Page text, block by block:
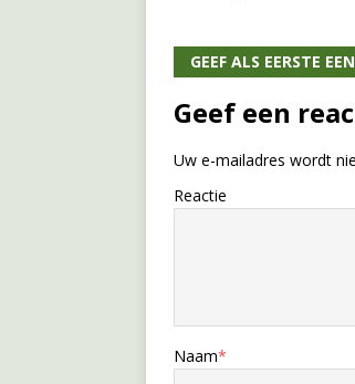
GEEF ALS EERSTE
Geef een
Uw e-mailadres wordt
Reactie
Naam*